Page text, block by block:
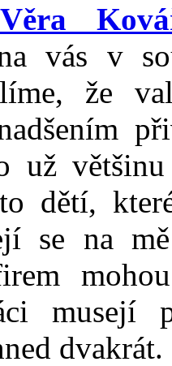
vás v
že
už
dětí,
se na
musejí